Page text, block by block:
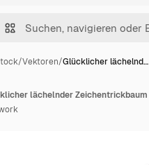
/Vektoren/Glücklicher lächelnd…